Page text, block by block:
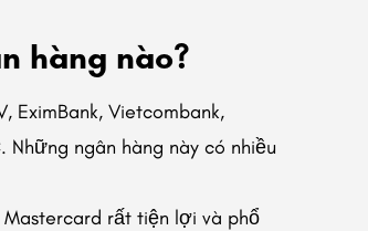
hàng nào?
EximBank, Vietcombank,
Những ngân hàng này có nhiều
rất tiện lợi và phổ